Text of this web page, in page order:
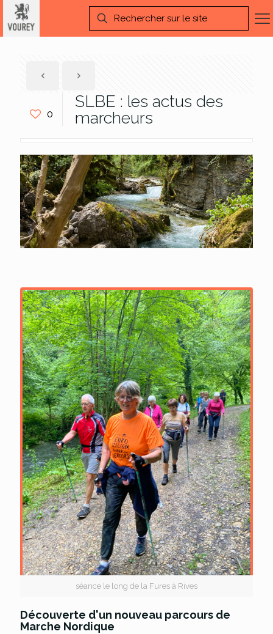
0
SLBE : les actus des
marcheurs
séance le long de la Fures à Rives
Découverte d'un nouveau parcours de
Marche Nordique